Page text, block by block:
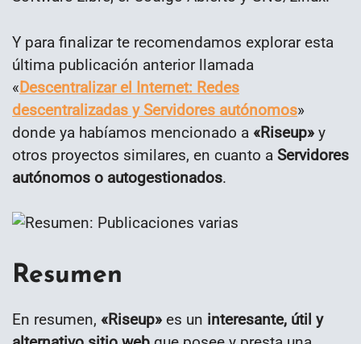
Y para finalizar te recomendamos explorar esta
última publicación anterior llamada
« Descentralizar el Internet: Redes
descentralizadas y Servidores autónomos»
donde ya habíamos mencionado a «Riseup» y
otros proyectos similares, en cuanto a Servidores
autónomos o autogestionados.
Resumen
En resumen, «Riseup» es un interesante, útil y